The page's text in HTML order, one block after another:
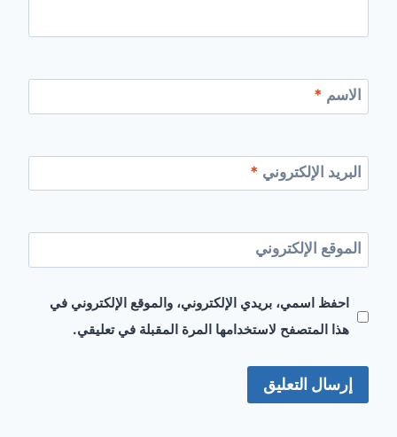
الاسم *
البريد الإلكتروني *
الموقع الإلكتروني
احفظ اسمي، بريدي الإلكتروني، والموقع الإلكتروني في
هذا المتصفح لاستخدامها المرة المقبلة في تعليقي.